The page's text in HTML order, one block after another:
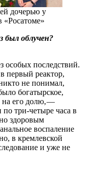
дочерью у
«Росатоме»
был облучен?
особых последствий.
первый реактор,
не понимал,
богатырское,
на его долю, —
по три-четыре часа в
здоровым
воспаление
в кремлевской
и уже не